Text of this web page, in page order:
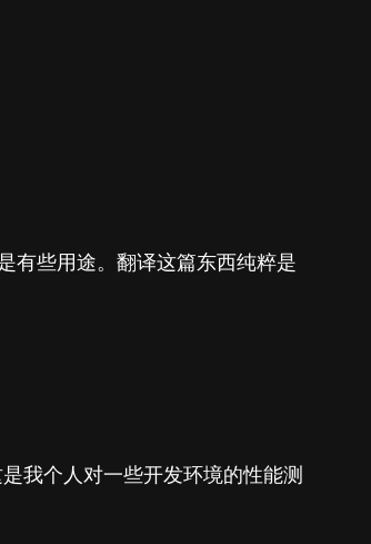
有些用途。翻译这篇东西纯粹是
我个人对一些开发环境的性能测